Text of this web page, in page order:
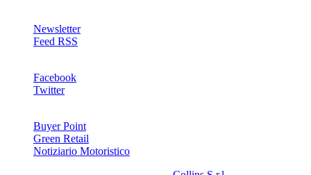
Newsletter
Feed RSS
Facebook
Twitter
Buyer Point
Green Retail
Notiziario Motoristico